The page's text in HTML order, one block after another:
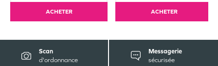
ACHETER ACHETER
Scan
d'ordonnance
Messagerie
sécurisée